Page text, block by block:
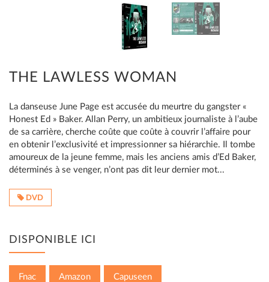
THE LAWLESS WOMAN
La danseuse June Page est accusée du meurtre du gangster «
Honest Ed » Baker. Allan Perry, un ambitieux journaliste à l’aube
de sa carrière, cherche coûte que coûte à couvrir l’affaire pour
en obtenir l’exclusivité et impressionner sa hiérarchie. Il tombe
amoureux de la jeune femme, mais les anciens amis d’Ed Baker,
déterminés à se venger, n’ont pas dit leur dernier mot...
DVD
DISPONIBLE ICI
Fnac Amazon Capuseen